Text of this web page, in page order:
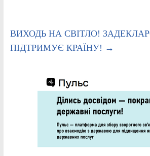
ВИХОДЬ НА СВІТЛО!
ПІДТРИМУЄ КРАЇНУ! →